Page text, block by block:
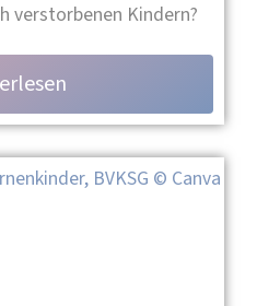
verstorbenen Kindern?